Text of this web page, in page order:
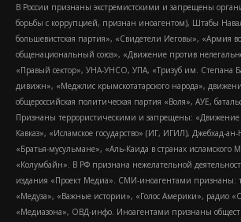
В России признаны экстремистскими и запрещены
борьбы с коррупцией, признан иноагентом), Штабы
большевистская партия», «Свидетели Иеговы», «Армия
общенациональный союз», «Движение против
«Правый сектор», УНА-УНСО, УПА, «Тризуб им. Степана
дивижн», «Меджлис крымскотатарского народа»,
общероссийская политическая партия «Воля», АУЕ,
Признаны террористическими и запрещены:
Кавказ», «Исламское государство» (ИГ, ИГИЛ), Джебхад-
«Братья-мусульмане», «Аль-Каида в странах исламского
«Колумбайн». В РФ признана нежелательной
издания «Проект Медиа». СМИ-иноагентами признаны:
«Медуза», «Важные истории», «Голос Америки», радио
«Медиазона», ОВД-инфо. Иноагентами признаны